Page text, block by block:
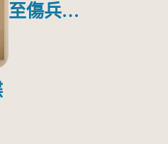
至傷兵醫
傷日本戰